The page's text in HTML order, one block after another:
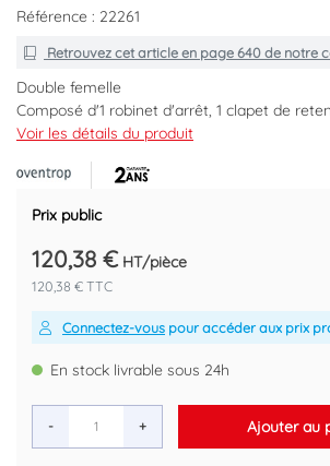
Référence : 22261
Retrouvez cet article en page 640de notre
Double femelle
Composé d'1 robinet d'arrêt, 1 clapet de
filtrant, 1 support de fixation
Indice de filtration filtre Siku : 50-75um.
Marque : OVENTROP
Code EAN : 4026755151701
Voir les détails du produit
Prix public
120,38 € HT/pièce
120,38 € TTC
Connectez-vous pour accéder aux prix
En stock livrable sous 24h
- + Ajouter au